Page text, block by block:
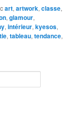
art,artwork,classe,
,glamour,
,intérieur,kyesos,
,tableau,tendance,